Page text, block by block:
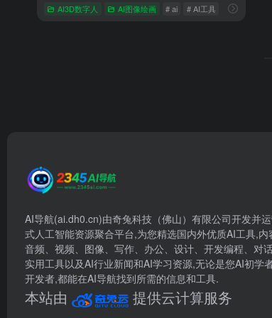
AI3D数字人 AI图像绘画 # ai # AI工具 # ai数字人
AI导航(ai.dh0.cn)由奇兔科技（佛山）有限公司开发并
式人工智能资源聚合平台,为您精选国内外优质AI工具,内
音频、视频、图像、写作、办公、设计、开发编程、对
实用工具以及AI行业新闻和AI学习资源,无论是您AI初学
开发者,都能在AI导航找到所需的信息和工具.
本站由 提供云计算服务